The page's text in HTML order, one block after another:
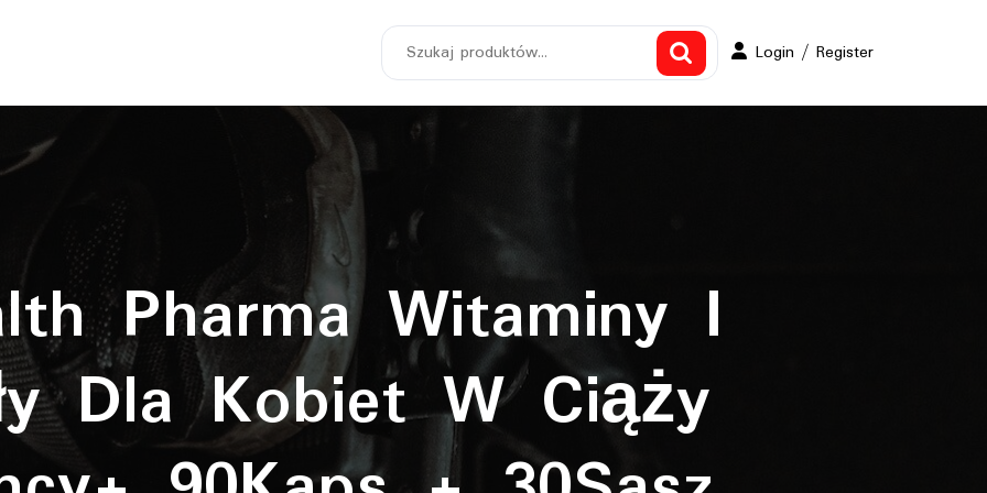
Login / RegisterLogin
Register
Pharma Witaminy I
Dla Kobiet W Ciąży